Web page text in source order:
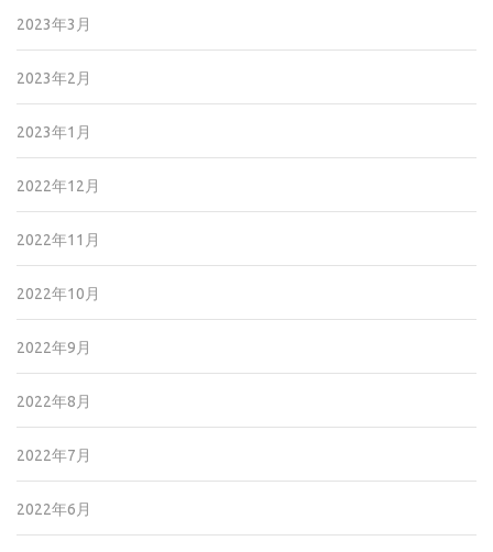
2023年3月
2023年2月
2023年1月
2022年12月
2022年11月
2022年10月
2022年9月
2022年8月
2022年7月
2022年6月